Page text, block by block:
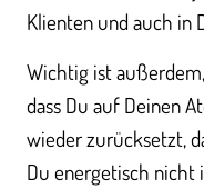
Klienten und auch in
Wichtig ist
dass Du auf Deinen
wieder zurücksetzt,
Du energetisch nicht